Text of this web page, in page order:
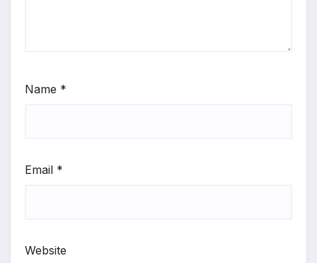
Name *
Email *
Website